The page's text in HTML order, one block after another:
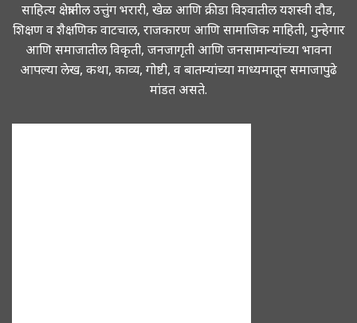
साहित्य क्षेत्रातील उत्तुंग भरारी, खेळ आणि क्रीडा विश्वातील यशस्वी दौड,
शिक्षण व शैक्षणिक वाटचाल, राजकारण आणि सामाजिक माहिती, गुन्हेगार
आणि समाजातील विकृती, जनजागृती आणि जनसामान्यांच्या भावना
आपल्या लेख, कथा, काव्य, गोष्टी, व बातम्यांच्या माध्यमातून समाजापुढे
मांडत असते.